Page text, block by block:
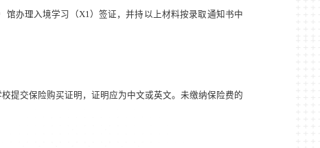
馆办理入境学习（X1）签证，并持以上材料按录取通知书中
提交保险购买证明，证明应为中文或英文。未缴纳保险费的